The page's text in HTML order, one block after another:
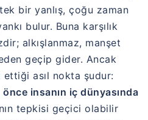
bir yanlış, çoğu zaman
bulur. Buna karşılık
alkışlanmaz, manşet
geçip gider. Ancak
ettiği asıl nokta şudur:
insanın iç dünyasında
tepkisi geçici olabilir